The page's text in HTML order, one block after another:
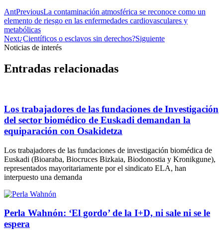
AntPreviousLa contaminación atmosférica se reconoce como un
elemento de riesgo en las enfermedades cardiovasculares y
metabólicas
Next¿Científicos o esclavos sin derechos?Siguiente
Noticias de interés
Entradas relacionadas
Los trabajadores de las fundaciones de Investigación
del sector biomédico de Euskadi demandan la
equiparación con Osakidetza
Los trabajadores de las fundaciones de investigación biomédica de
Euskadi (Bioaraba, Biocruces Bizkaia, Biodonostia y Kronikgune),
representados mayoritariamente por el sindicato ELA, han
interpuesto una demanda
Perla Wahnón: ‘El gordo’ de la I+D, ni sale ni se le
espera